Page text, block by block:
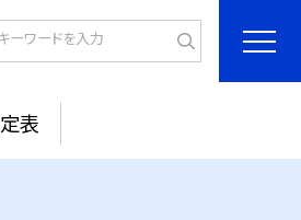
表